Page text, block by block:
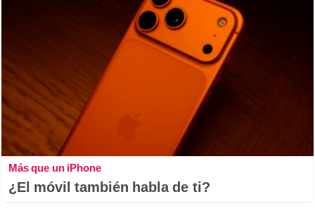
Más que un iPhone
¿El móvil también habla de ti?